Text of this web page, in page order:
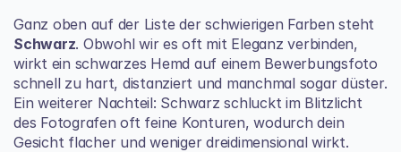
Schwarz. Obwohl wir es oft mit Eleganz verbinden,
wirkt ein schwarzes Hemd auf einem Bewerbungsfoto
schnell zu hart, distanziert und manchmal sogar düster.
Ein weiterer Nachteil: Schwarz schluckt im Blitzlicht
des Fotografen oft feine Konturen, wodurch dein
Gesicht flacher und weniger dreidimensional wirkt.